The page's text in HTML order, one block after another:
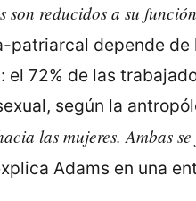
son reducidos a su
depende
72% de las
según la
las mujeres. Ambas
Adams en una